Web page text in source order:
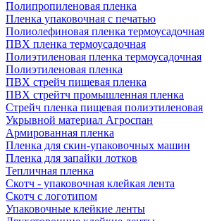
Полипропиленовая пленка
Пленка упаковочная с печатью
Полиолефиновая пленка термоусадочная
ПВХ пленка термоусадочная
Полиэтиленовая пленка термоусадочная
Полиэтиленовая пленка
ПВХ стрейч пищевая пленка
ПВХ стрейтч промышленная пленка
Стрейч пленка пищевая полиэтиленовая
Укрывной материал Агроспан
Армированная пленка
Пленка для скин-упаковочных машин
Пленка для запайки лотков
Тепличная пленка
Скотч - упаковочная клейкая лента
Скотч с логотипом
Упаковочные клейкие ленты